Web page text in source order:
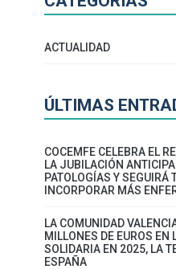
ACTUALIDAD
ÚLTIMAS
COCEMFE CELEBRA EL
LA JUBILACIÓN
PATOLOGÍAS Y SEGUIRÁ
INCORPORAR MÁS
LA COMUNIDAD
MILLONES DE EUROS EN
SOLIDARIA EN 2025, LA
ESPAÑA